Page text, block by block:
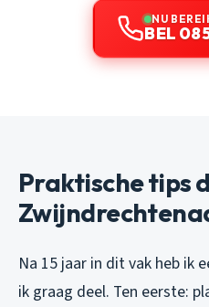
NU
BEL
Praktische tips
Na 15 jaar in dit vak heb ik
ik graag deel. Ten eerste: